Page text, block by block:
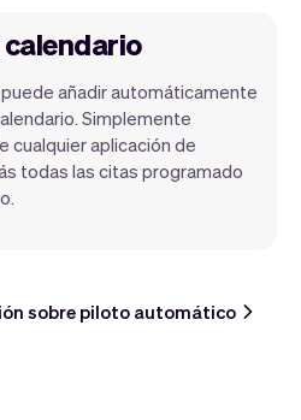
añadir automáticamente
Simplemente
cualquier aplicación de
todas las citas programado
sobre piloto automático